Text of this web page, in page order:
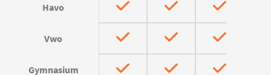
Havo
Vwo
Gymnasium